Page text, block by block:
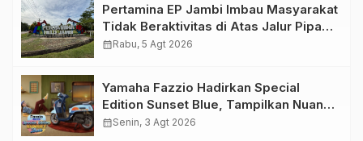
Pertamina EP Jambi Imbau Masyarakat
Tidak Beraktivitas di Atas Jalur Pipa
Migas Demi Keselamatan Bersama
calendar_monthRabu, 5 Agt 2026
Yamaha Fazzio Hadirkan Special
Edition Sunset Blue, Tampilkan Nuansa
Retro Summer yang Semakin Skena
calendar_monthSenin, 3 Agt 2026